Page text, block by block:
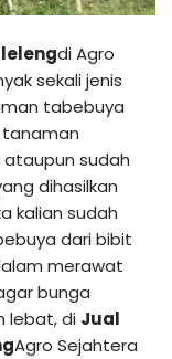
di Agro
sekali jenis
tabebuya
tanaman
sudah
dihasilkan
kalian sudah
dari bibit
merawat
bunga
lebat, di Jual
Agro Sejahtera